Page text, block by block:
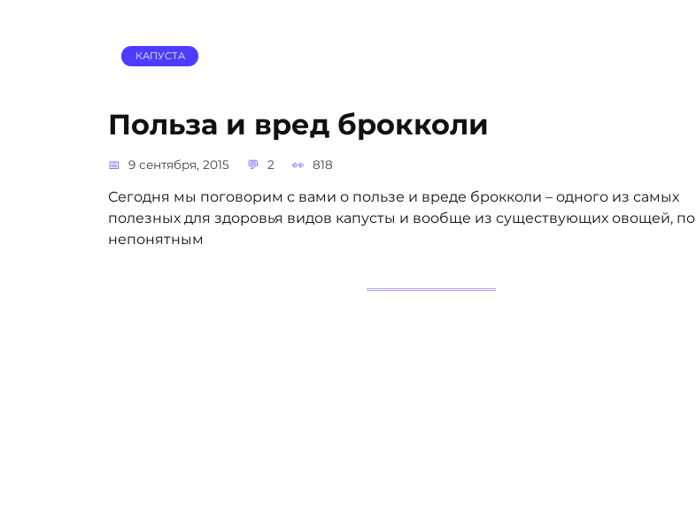
КАПУСТА
Польза и вред брокколи
9 сентября, 2015 2 818
Сегодня мы поговорим с вами о пользе и вреде брокколи – одного из самых
полезных для здоровья видов капусты и вообще из существующих овощей, по
непонятным